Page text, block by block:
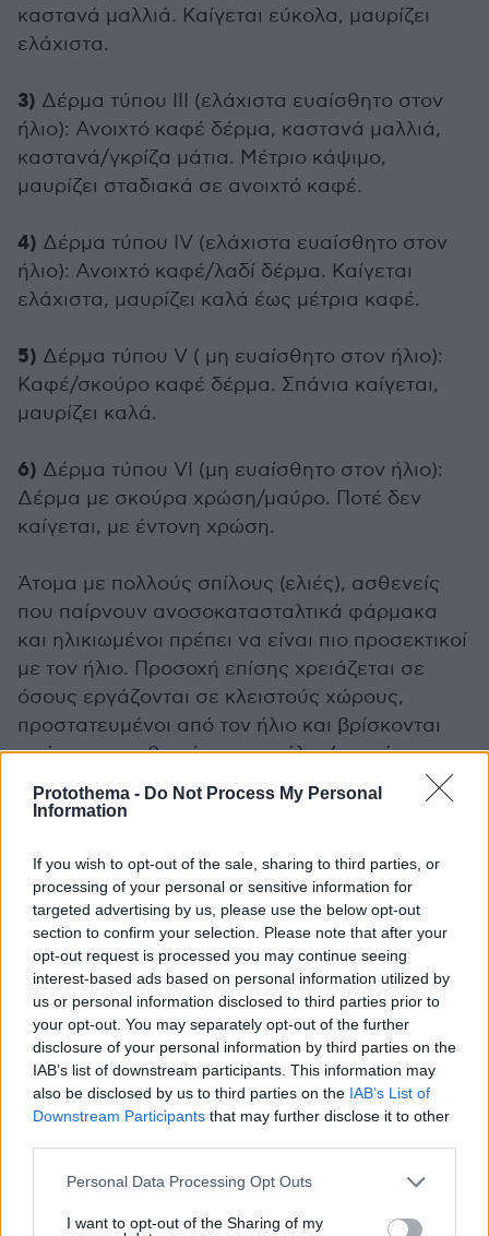
Protothema - Do Not Process My Personal
Information
If you wish to opt-out of the sale, sharing to third parties, or
processing of your personal or sensitive information for
targeted advertising by us, please use the below opt-out
section to confirm your selection. Please note that after your
opt-out request is processed you may continue seeing
interest-based ads based on personal information utilized by
us or personal information disclosed to third parties prior to
your opt-out. You may separately opt-out of the further
disclosure of your personal information by third parties on the
IAB’s list of downstream participants. This information may
also be disclosed by us to third parties on the IAB’s List of
Downstream Participants that may further disclose it to other
Please note that this website/app uses one or more Google
not limited to your visit or usage behaviour. You may click to
Personal Data Processing Opt Outs
I want to opt-out of the Sharing of my
καστανά μαλλιά. Καίγεται εύκολα, μαυρίζει
ελάχιστα.
3) Δέρμα τύπου III (ελάχιστα ευαίσθητο στον
ήλιο): Ανοιχτό καφέ δέρμα, καστανά μαλλιά,
καστανά/γκρίζα μάτια. Μέτριο κάψιμο,
μαυρίζει σταδιακά σε ανοιχτό καφέ.
4) Δέρμα τύπου IV (ελάχιστα ευαίσθητο στον
ήλιο): Ανοιχτό καφέ/λαδί δέρμα. Καίγεται
ελάχιστα, μαυρίζει καλά έως μέτρια καφέ.
5) Δέρμα τύπου V ( μη ευαίσθητο στον ήλιο):
Καφέ/σκούρο καφέ δέρμα. Σπάνια καίγεται,
μαυρίζει καλά.
6) Δέρμα τύπου VI (μη ευαίσθητο στον ήλιο):
Δέρμα με σκούρα χρώση/μαύρο. Ποτέ δεν
καίγεται, με έντονη χρώση.
Άτομα με πολλούς σπίλους (ελιές), ασθενείς
που παίρνουν ανοσοκατασταλτικά φάρμακα
και ηλικιωμένοι πρέπει να είναι πιο προσεκτικοί
με τον ήλιο. Προσοχή επίσης χρειάζεται σε
όσους εργάζονται σε κλειστούς χώρους,
προστατευμένοι από τον ήλιο και βρίσκονται
απότομα εκτεθειμένοι στον ήλιο ( π.χ. όταν
πάνε για μπάνιο το Σαββατοκύριακο ή στις
διακοπές τους).
Ο ήλιος θέλει προσοχή όχι μόνο σε σχέση με τη
θάλασσα, αλλά και σε μέρη με υψόμετρο
(βουνά). Ιδίως σε ηλιόλουστες μέρες με χιόνι
τριγύρω.
Τέλος, υπάρχει έντονη σύσταση ενάντια στην
έκθεση σε υπεριώδη ακτινοβολία σε
εσωτερικούς χώρους (Solarium). Το IARC της
Π.Ο.Υ. έχει κατατάξει αυτή την πρακτική ως
καρκινογόνο κατηγορίας Ι, όπως το κάπνισμα.
και μάθετε πρώτοι όλες τις ειδήσεις